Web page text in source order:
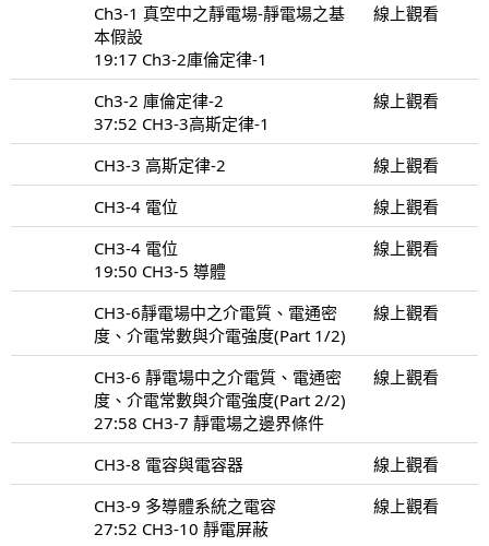
Ch3-1 真空中之靜電場-靜電場之基
本假設
19:17 Ch3-2庫倫定律-1
線上觀看
Ch3-2 庫倫定律-2
37:52 CH3-3高斯定律-1
線上觀看
CH3-3 高斯定律-2
線上觀看
CH3-4 電位
線上觀看
CH3-4 電位
19:50 CH3-5 導體
線上觀看
CH3-6靜電場中之介電質、電通密
度、介電常數與介電強度(Part 1/2)
線上觀看
CH3-6 靜電場中之介電質、電通密
度、介電常數與介電強度(Part 2/2)
27:58 CH3-7 靜電場之邊界條件
線上觀看
CH3-8 電容與電容器
線上觀看
CH3-9 多導體系統之電容
27:52 CH3-10 靜電屏蔽
線上觀看